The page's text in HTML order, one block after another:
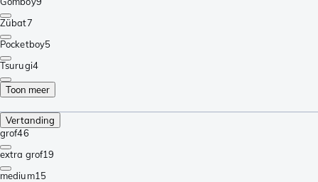
Zübat7
Pocketboy5
Tsurugi4
Toon meer
Vertanding
grof46
extra grof19
medium15